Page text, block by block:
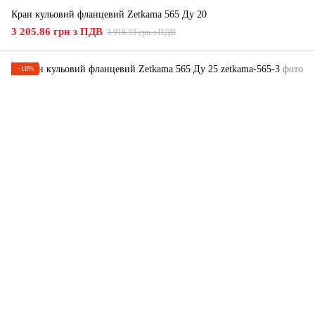
Кран кульовий фланцевий Zetkama 565 Ду 20
3 205.86 грн з ПДВ 3 918.33 грн з ПДВ
−18%